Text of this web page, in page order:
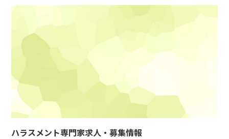
ハラスメント専門家求人・募集情報